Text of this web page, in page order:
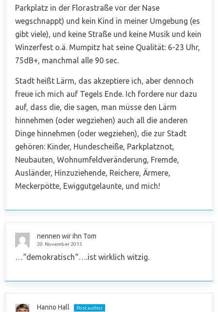
Parkplatz in der Florastraße vor der Nase
wegschnappt) und kein Kind in meiner Umgebung (es
gibt viele), und keine Straße und keine Musik und kein
Winzerfest o.ä. Mumpitz hat seine Qualität: 6-23 Uhr,
75dB+, manchmal alle 90 sec.
Stadt heißt Lärm, das akzeptiere ich, aber dennoch
freue ich mich auf Tegels Ende. Ich fordere nur dazu
auf, dass die, die sagen, man müsse den Lärm
hinnehmen (oder wegziehen) auch all die anderen
Dinge hinnehmen (oder wegziehen), die zur Stadt
gehören: Kinder, Hundescheiße, Parkplatznot,
Neubauten, Wohnumfeldveränderung, Fremde,
Ausländer, Hinzuziehende, Reichere, Ärmere,
Meckerpötte, Ewiggutgelaunte, und mich!
nennen wir ihn Tom
20. November 2015
…“demokratisch“….ist wirklich witzig.
Hanno Hall
Post author